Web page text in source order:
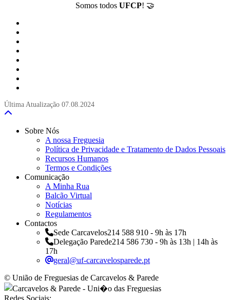
Somos todos UFCP! 🤝
Última Atualização 07.08.2024
Sobre Nós
A nossa Freguesia
Política de Privacidade e Tratamento de Dados Pessoais
Recursos Humanos
Termos e Condições
Comunicação
A Minha Rua
Balcão Virtual
Notícias
Regulamentos
Contactos
Sede Carcavelos214 588 910 - 9h às 17h
Delegação Parede214 586 730 - 9h às 13h | 14h às
17h
geral@uf-carcavelosparede.pt
© União de Freguesias de Carcavelos & Parede
Redes Sociais: